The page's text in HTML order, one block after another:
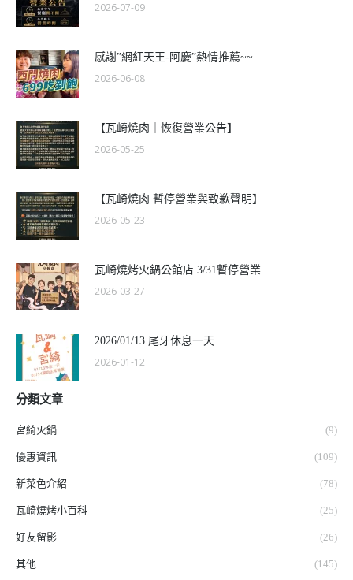
2026-07-09
感謝”網紅天王-阿慶”熱情推薦~~
2026-06-08
【瓦崎燒肉｜恢復營業公告】
2026-05-25
【瓦崎燒肉 暫停營業與致歉聲明】
2026-05-23
瓦崎燒烤火鍋公館店 3/31暫停營業
2026-03-27
2026/01/13 尾牙休息一天
2026-01-12
分類文章
宮綺火鍋 (9)
優惠資訊 (109)
新菜色介紹 (78)
瓦崎燒烤小百科 (25)
好友留影 (26)
其他 (145)